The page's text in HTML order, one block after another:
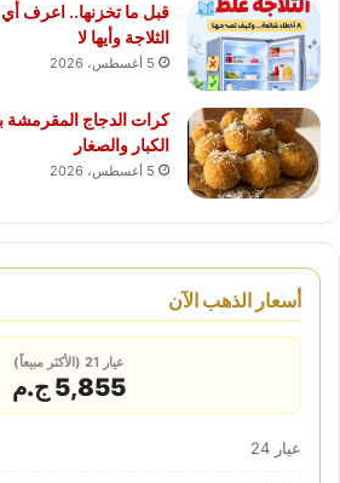
قبل ما تخزنها.. اعرف أي
الثلاجة وأيها لا
5 أغسطس، 2026
كرات الدجاج المقرمشة
الكبار والصغار
5 أغسطس، 2026
أسعار الذهب الآن
عيار 21 (الأكثر مبيعاً)
5,855 ج.م
عيار 24